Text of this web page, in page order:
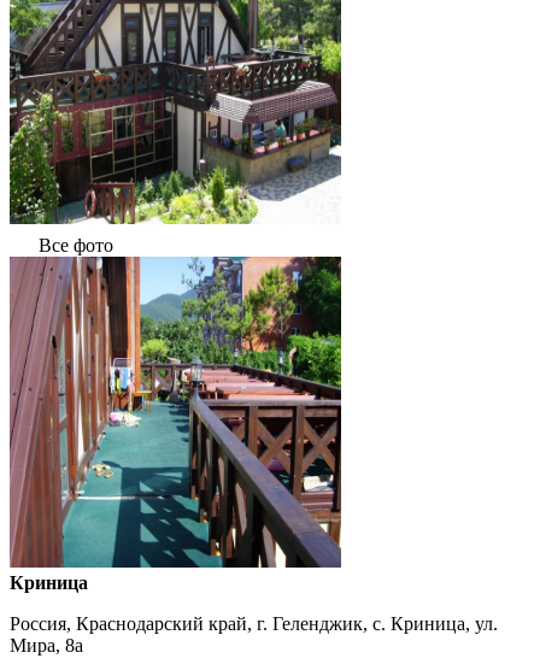
Все фото
Криница
Россия, Краснодарский край, г. Геленджик, с. Криница, ул.
Мира, 8а